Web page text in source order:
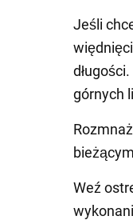
Jeśli
górnych
Weź